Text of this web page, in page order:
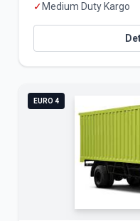
✓ Medium Duty Kargo
EURO 4